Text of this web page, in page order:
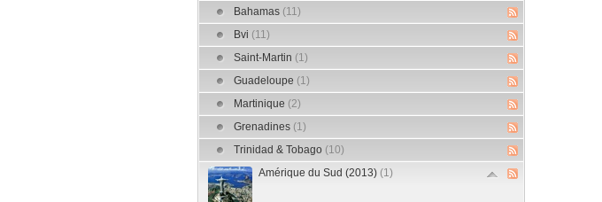
Bahamas (11)
Bvi (11)
Saint-Martin (1)
Guadeloupe (1)
Martinique (2)
Grenadines (1)
Trinidad & Tobago (10)
Amérique du Sud (2013) (1)